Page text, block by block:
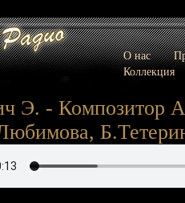
О нас
Коллекция
Э. - Композитор